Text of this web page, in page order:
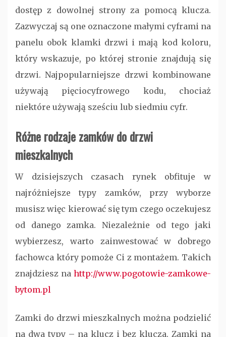
dostęp z dowolnej strony za pomocą klucza.
Zazwyczaj są one oznaczone małymi cyframi na
panelu obok klamki drzwi i mają kod koloru,
który wskazuje, po której stronie znajdują się
drzwi. Najpopularniejsze drzwi kombinowane
używają pięciocyfrowego kodu, chociaż
niektóre używają sześciu lub siedmiu cyfr.
Różne rodzaje zamków do drzwi
mieszkalnych
W dzisiejszych czasach rynek obfituje w
najróżniejsze typy zamków, przy wyborze
musisz więc kierować się tym czego oczekujesz
od danego zamka. Niezależnie od tego jaki
wybierzesz, warto zainwestować w dobrego
fachowca który pomoże Ci z montażem. Takich
znajdziesz na http://www.pogotowie-zamkowe-
bytom.pl
Zamki do drzwi mieszkalnych można podzielić
na dwa typy – na klucz i bez klucza. Zamki na